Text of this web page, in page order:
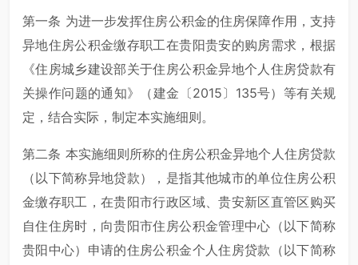
第一条 为进一步发挥住房公积金的住房保障作用，支持
异地住房公积金缴存职工在贵阳贵安的购房需求，根据
《住房城乡建设部关于住房公积金异地个人住房贷款有
关操作问题的通知》（建金〔2015〕135号）等有关规
定，结合实际，制定本实施细则。
第二条 本实施细则所称的住房公积金异地个人住房贷款
（以下简称异地贷款），是指其他城市的单位住房公积
金缴存职工，在贵阳市行政区域、贵安新区直管区购买
自住住房时，向贵阳市住房公积金管理中心（以下简称
贵阳中心）申请的住房公积金个人住房贷款（以下简称